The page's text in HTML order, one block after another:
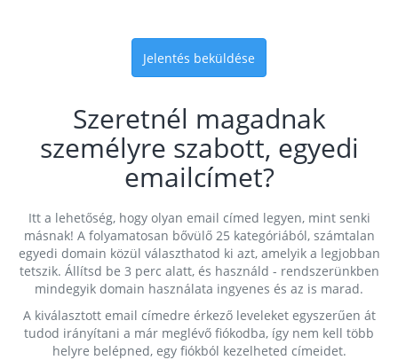
Jelentés beküldése
Szeretnél magadnak
személyre szabott, egyedi
emailcímet?
Itt a lehetőség, hogy olyan email címed legyen, mint senki
másnak! A folyamatosan bővülő 25 kategóriából, számtalan
egyedi domain közül választhatod ki azt, amelyik a legjobban
tetszik. Állítsd be 3 perc alatt, és használd - rendszerünkben
mindegyik domain használata ingyenes és az is marad.
A kiválasztott email címedre érkező leveleket egyszerűen át
tudod irányítani a már meglévő fiókodba, így nem kell több
helyre belépned, egy fiókból kezelheted címeidet.